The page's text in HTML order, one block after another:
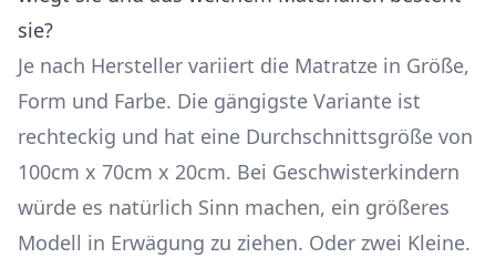
sie?
Je nach Hersteller variiert die Matratze in Größe,
Form und Farbe. Die gängigste Variante ist
rechteckig und hat eine Durchschnittsgröße von
100cm x 70cm x 20cm. Bei Geschwisterkindern
würde es natürlich Sinn machen, ein größeres
Modell in Erwägung zu ziehen. Oder zwei Kleine.